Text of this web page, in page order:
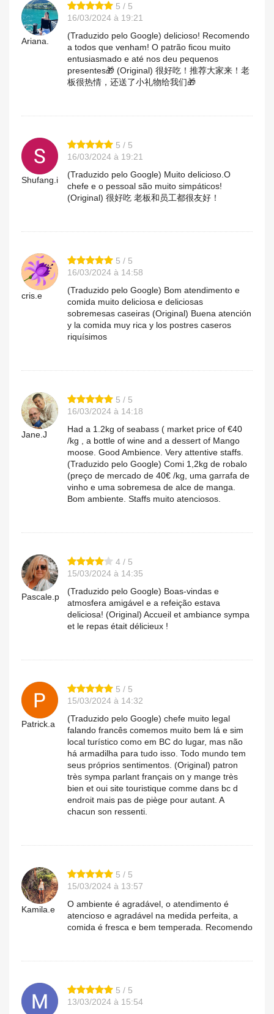
Ariana.
5 / 5
16/03/2024 à 19:21
(Traduzido pelo Google) delicioso! Recomendo
a todos que venham! O patrão ficou muito
entusiasmado e até nos deu pequenos
presentes🎁 (Original) 很好吃！推荐大家来！老
板很热情，还送了小礼物给我们🎁
Shufang.i
5 / 5
16/03/2024 à 19:21
(Traduzido pelo Google) Muito delicioso.O
chefe e o pessoal são muito simpáticos!
(Original) 很好吃 老板和员工都很友好！
cris.e
5 / 5
16/03/2024 à 14:58
(Traduzido pelo Google) Bom atendimento e
comida muito deliciosa e deliciosas
sobremesas caseiras (Original) Buena atención
y la comida muy rica y los postres caseros
riquísimos
Jane.J
5 / 5
16/03/2024 à 14:18
Had a 1.2kg of seabass ( market price of €40
/kg , a bottle of wine and a dessert of Mango
moose. Good Ambience. Very attentive staffs.
(Traduzido pelo Google) Comi 1,2kg de robalo
(preço de mercado de 40€ /kg, uma garrafa de
vinho e uma sobremesa de alce de manga.
Bom ambiente. Staffs muito atenciosos.
Pascale.p
4 / 5
15/03/2024 à 14:35
(Traduzido pelo Google) Boas-vindas e
atmosfera amigável e a refeição estava
deliciosa! (Original) Accueil et ambiance sympa
et le repas était délicieux !
Patrick.a
5 / 5
15/03/2024 à 14:32
(Traduzido pelo Google) chefe muito legal
falando francês comemos muito bem lá e sim
local turístico como em BC do lugar, mas não
há armadilha para tudo isso. Todo mundo tem
seus próprios sentimentos. (Original) patron
très sympa parlant français on y mange très
bien et oui site touristique comme dans bc d
endroit mais pas de piège pour autant. A
chacun son ressenti.
Kamila.e
5 / 5
15/03/2024 à 13:57
O ambiente é agradável, o atendimento é
atencioso e agradável na medida perfeita, a
comida é fresca e bem temperada. Recomendo
5 / 5
13/03/2024 à 15:54